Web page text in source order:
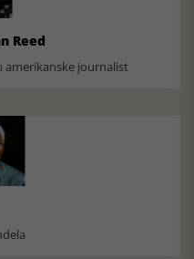
Reed
journalist